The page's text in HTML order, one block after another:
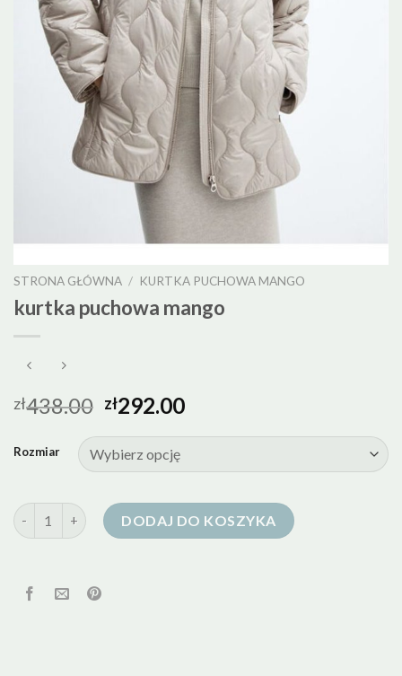
STRONA GŁÓWNA / KURTKA PUCHOWA MANGO
kurtka puchowa mango
zł438.00 zł292.00
Rozmiar
ilość kurtka puchowa mangoDODAJ DO KOSZYKA